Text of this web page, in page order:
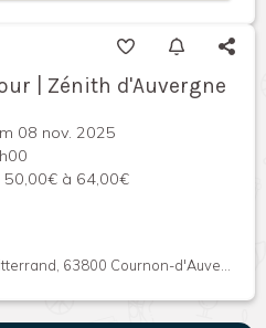
| Zénith d'Auvergne
08 nov. 2025
50,00€ à 64,00€
63800 Cournon-d'Auvergne, France